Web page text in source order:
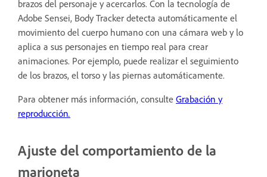
brazos del personaje y acercarlos. Con la tecnología de
Adobe Sensei, Body Tracker detecta automáticamente el
movimiento del cuerpo humano con una cámara web y lo
aplica a sus personajes en tiempo real para crear
animaciones. Por ejemplo, puede realizar el seguimiento
de los brazos, el torso y las piernas automáticamente.
Para obtener más información, consulte Grabación y
reproducción.
Ajuste del comportamiento de la
marioneta